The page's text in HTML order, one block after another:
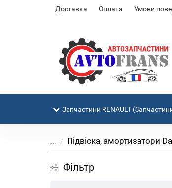
Доставка Оплата Умови
Запчастини RENAULT
... Підвіска, амортизатори
Фільтр